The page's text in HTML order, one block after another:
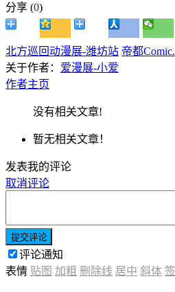
分享 (0)
北方巡回动漫展-潍坊站 帝都
关于作者： 爱漫展-小爱
作者主页
没有相关文章!
暂无相关文章！
发表我的评论
取消评论
提交评论
评论通知
表情 贴图 加粗 删除线 居中 斜体